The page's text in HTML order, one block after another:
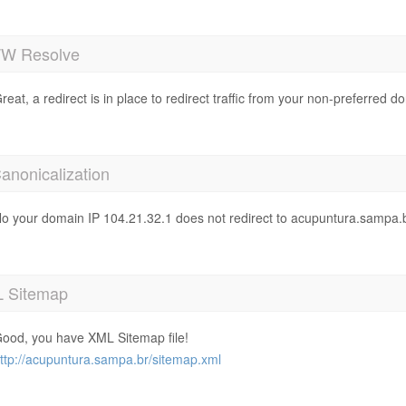
Resolve
a redirect is in place to redirect traffic from your non-preferred
your domain IP 104.21.32.1 does not redirect to
Sitemap
you have XML Sitemap file!
acupuntura.sampa.br/sitemap.xml